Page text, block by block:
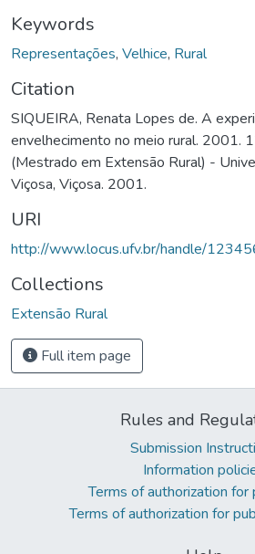
Keywords
Representações, Velhice, Rural
Citation
SIQUEIRA, Renata Lopes de. A
envelhecimento no meio rural. 2001.
(Mestrado em Extensão Rural) -
Viçosa, Viçosa. 2001.
URI
http://www.locus.ufv.br/handle/
Collections
Extensão Rural
Full item page
Rules and
Submission
Information
Terms of authorization for
Terms of authorization for